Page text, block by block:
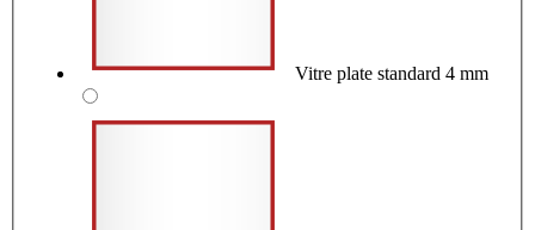
Vitre plate standard 4 mm